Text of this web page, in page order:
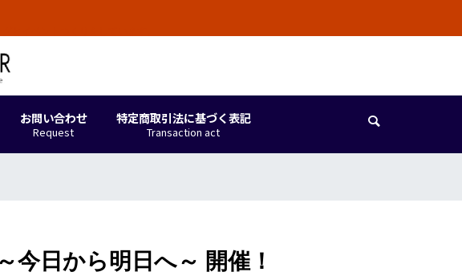
お問い合わせ
Request
特定商取引法に基づく表記
Transaction act

日から明日へ～ 開催！